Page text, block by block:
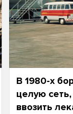
В 1980-х
целую
ввозить